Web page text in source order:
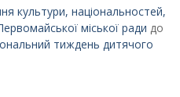
культури, національностей,
міської ради до
тиждень дитячого